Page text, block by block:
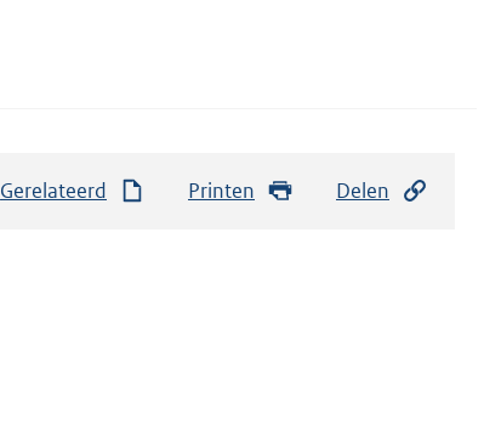
Gerelateerd Printen Delen